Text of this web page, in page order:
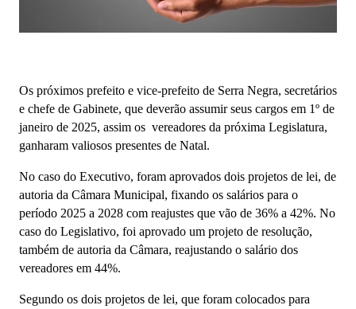
Os próximos prefeito e vice-prefeito de Serra Negra, secretários
e chefe de Gabinete, que deverão assumir seus cargos em 1º de
janeiro de 2025, assim os vereadores da próxima Legislatura,
ganharam valiosos presentes de Natal.
No caso do Executivo, foram aprovados dois projetos de lei, de
autoria da Câmara Municipal, fixando os salários para o
período 2025 a 2028 com reajustes que vão de 36% a 42%. No
caso do Legislativo, foi aprovado um projeto de resolução,
também de autoria da Câmara, reajustando o salário dos
vereadores em 44%.
Segundo os dois projetos de lei, que foram colocados para